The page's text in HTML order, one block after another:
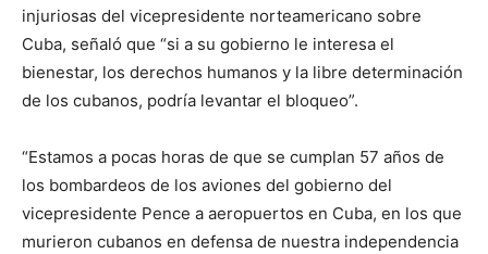
injuriosas del vicepresidente norteamericano sobre
Cuba, señaló que “si a su gobierno le interesa el
bienestar, los derechos humanos y la libre determinación
de los cubanos, podría levantar el bloqueo”.
“Estamos a pocas horas de que se cumplan 57 años de
los bombardeos de los aviones del gobierno del
vicepresidente Pence a aeropuertos en Cuba, en los que
murieron cubanos en defensa de nuestra independencia